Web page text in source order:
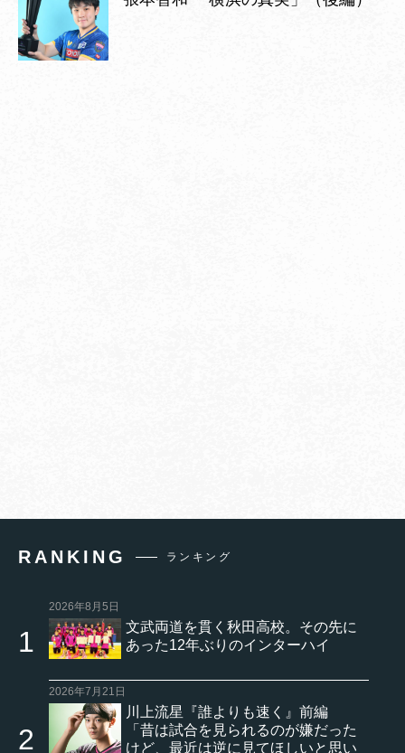
RANKING ランキング
2026年8月5日
文武両道を貫く秋田高校。その先に
あった12年ぶりのインターハイ
2026年7月21日
川上流星『誰よりも速く』前編
「昔は試合を見られるのが嫌だった
けど、最近は逆に見てほしいと思い